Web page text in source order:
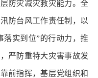
防灾减灾救灾能力。全
防台风工作责任制，以
落实到位”的行动力，推
严防重特大灾害事故发
前指挥，基层党组织和